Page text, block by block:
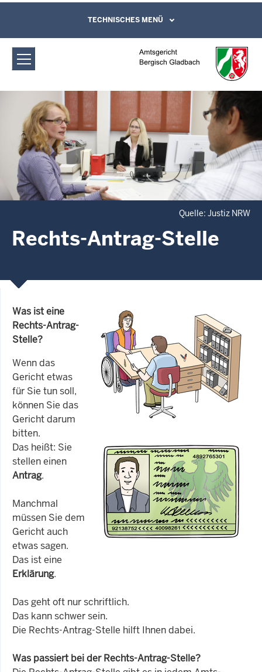
Amtsgericht Bergisch Gladbach:
Rechts-Antrag-Stelle
Direkt zum Inhalt
Leichte Sprache, Gebärdensprachenvideo
und Kontaktformular
TECHNISCHES MENÜ
Quelle: Justiz NRW
Rechts-Antrag-Stelle
Was ist eine
Rechts-Antrag-
Stelle?
Wenn das
Gericht etwas
für Sie tun soll,
können Sie das
Gericht darum
bitten.
Das heißt: Sie
stellen einen
Antrag.
Manchmal
müssen Sie dem
Gericht auch
etwas sagen.
Das ist eine
Erklärung.
Das geht oft nur schriftlich.
Das kann schwer sein.
Die Rechts-Antrag-Stelle hilft Ihnen dabei.
Was passiert bei der Rechts-Antrag-Stelle?